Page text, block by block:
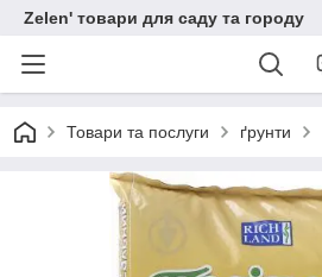
Zelen' товари для саду та городу
Товари та послуги ґрунти